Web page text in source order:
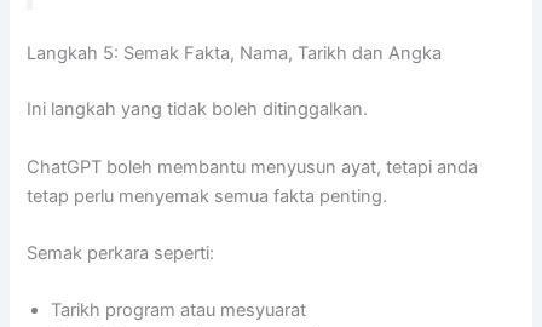
Langkah 5: Semak Fakta, Nama, Tarikh dan Angka
Ini langkah yang tidak boleh ditinggalkan.
ChatGPT boleh membantu menyusun ayat, tetapi anda
tetap perlu menyemak semua fakta penting.
Semak perkara seperti:
Tarikh program atau mesyuarat